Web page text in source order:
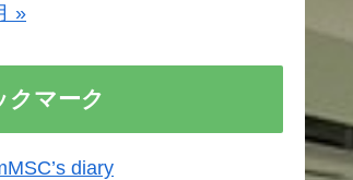
»
クマーク
diary